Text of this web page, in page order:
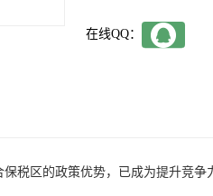
在线QQ：
税区的政策优势，已成为提升竞争